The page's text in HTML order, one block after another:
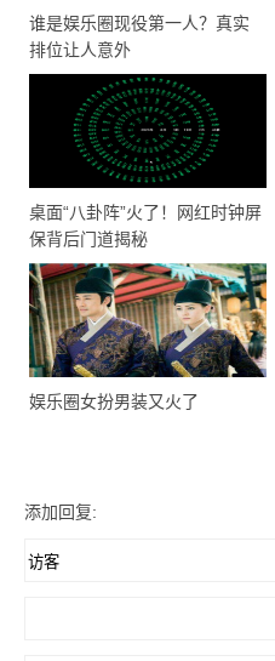
谁是娱乐圈现役第一人？真实
排位让人意外
桌面“八卦阵”火了！网红时钟屏
保背后门道揭秘
娱乐圈女扮男装又火了
添加回复: